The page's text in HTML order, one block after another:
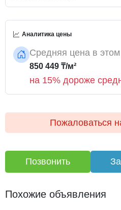
⚖ Полное юридическое
Аналитика цены
Средняя цена в
850 449 ₸/м²
на 15% дороже
Пожаловаться
Позвонить
Похожие объявления